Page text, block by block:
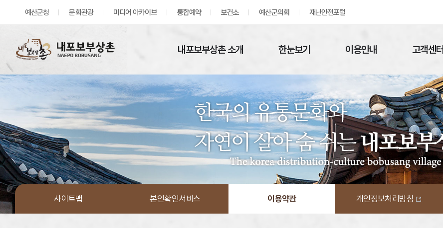
예산군청 문화관광 미디어 아카이브 통합예약 보건소 예산군의회 재난안전포털
내포보부상촌 소개 한눈보기 이용안내 고객센터
사이트맵 본인확인서비스 이용약관 개인정보처리방침